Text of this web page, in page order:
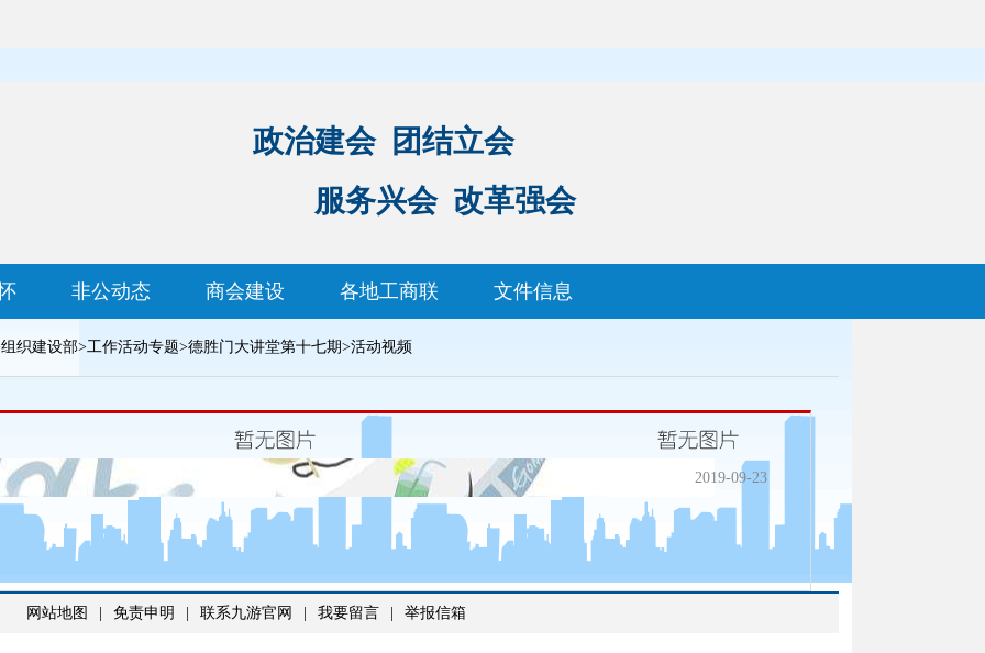
政治建会 团结立会
服务兴会 改革强会
非公动态 商会建设 各地工商联 文件信息
组织建设部>工作活动专题>德胜门大讲堂第十七期>活动视频
2019-09-23
网站地图 免责申明 联系九游官网 我要留言 举报信箱